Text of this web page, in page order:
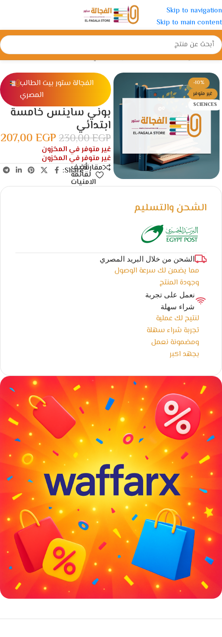
Skip to navigation
Skip to main content
الرئيسية/الإبتدائية/الصف الخامس الأبتدائي
-10%
غير متوفر
SCIENCES
الفجالة ستور بيت الطالب
المصري
بوني ساينس خامسة
ابتدائي
230,00EGP
207,00 EGP
غير متوفر في المخزون
غير متوفر في المخزون
مقارنةأضف
لقائمة
الامنيات
Share:
الشحن والتسليم
الشحن من خلال البريد المصري
مما يضمن لك سرعة الوصول
وجودة المنتج
نعمل على تجربة
شراء سهلة
لنتيح لك عملية
تجربة شراء سهلة
ومضمونة نعمل
بجهد اكبر
خصومات كبيرة